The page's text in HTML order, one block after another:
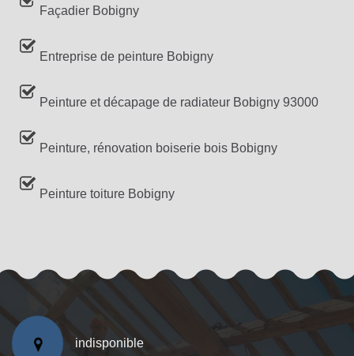
Façadier Bobigny
Entreprise de peinture Bobigny
Peinture et décapage de radiateur Bobigny 93000
Peinture, rénovation boiserie bois Bobigny
Peinture toiture Bobigny
indisponible